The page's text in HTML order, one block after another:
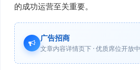
的成功运营至关重要。
广告招商
文章内容详情页下 · 优质席位开放中